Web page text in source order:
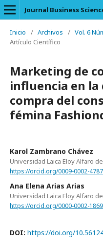
Journal Business
Inicio / Archivos / Vol. 6
Artículo Científico
Marketing de
influencia en la
compra del
fémina
Karol Zambrano Chávez
Universidad Laica Eloy Alfaro
https://orcid.org/0009-0002-
Ana Elena Arias Arias
Universidad Laica Eloy Alfaro
https://orcid.org/0000-0002-
DOI: https://doi.org/